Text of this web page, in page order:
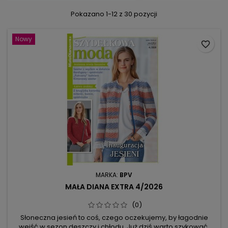
Pokazano 1-12 z 30 pozycji
Nowy
MARKA: BPV
MAŁA DIANA EXTRA 4/2026
(0)
Słoneczna jesień to coś, czego oczekujemy, by łagodnie
favorite_border